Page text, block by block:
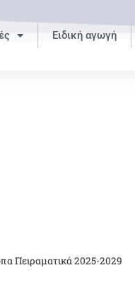
Ειδική αγωγή
Πειραματικά 2025-2029